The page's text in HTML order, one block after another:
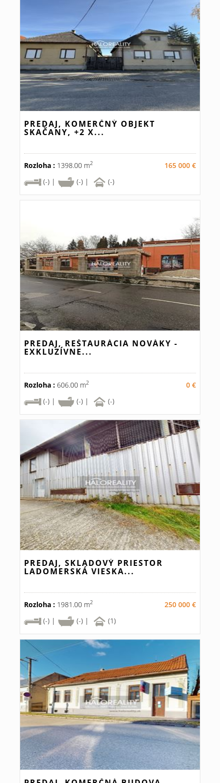
PREDAJ, KOMERČNÝ OBJEKT
SKAČANY, +2 X...
Rozloha : 1398.00 m2
165 000 €
(-) |
(-) | (-)
PREDAJ, REŠTAURÁCIA NOVÁKY -
EXKLUZÍVNE...
Rozloha : 606.00 m2
0 €
(-) |
(-) | (-)
PREDAJ, SKLADOVÝ PRIESTOR
LADOMERSKÁ VIESKA...
Rozloha : 1981.00 m2
250 000 €
(-) |
(-) | (1)